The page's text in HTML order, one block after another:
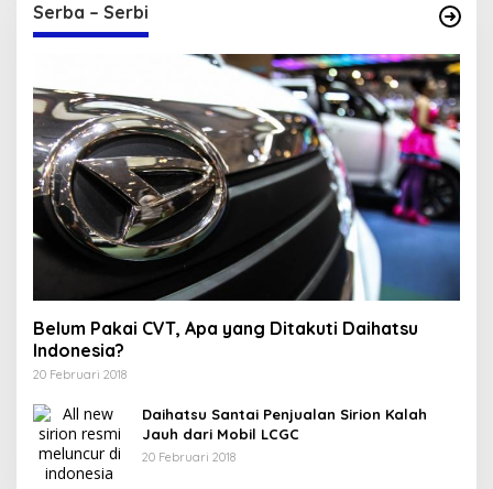
Serba – Serbi
Belum Pakai CVT, Apa yang Ditakuti Daihatsu
Indonesia?
20 Februari 2018
Daihatsu Santai Penjualan Sirion Kalah
Jauh dari Mobil LCGC
20 Februari 2018